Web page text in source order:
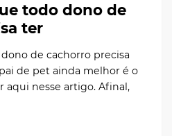
todo dono de
ter
de cachorro precisa
de pet ainda melhor é o
aqui nesse artigo. Afinal,